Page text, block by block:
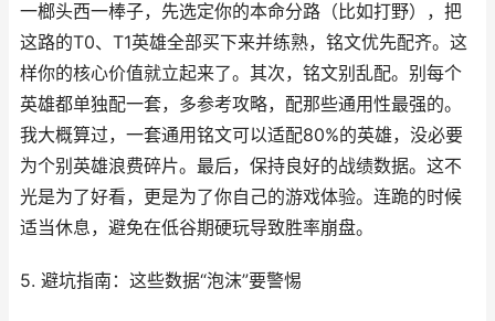
一榔头西一棒子，先选定你的本命分路（比如打野），把
这路的T0、T1英雄全部买下来并练熟，铭文优先配齐。这
样你的核心价值就立起来了。其次，铭文别乱配。别每个
英雄都单独配一套，多参考攻略，配那些通用性最强的。
我大概算过，一套通用铭文可以适配80%的英雄，没必要
为个别英雄浪费碎片。最后，保持良好的战绩数据。这不
光是为了好看，更是为了你自己的游戏体验。连跪的时候
适当休息，避免在低谷期硬玩导致胜率崩盘。
5. 避坑指南：这些数据“泡沫”要警惕